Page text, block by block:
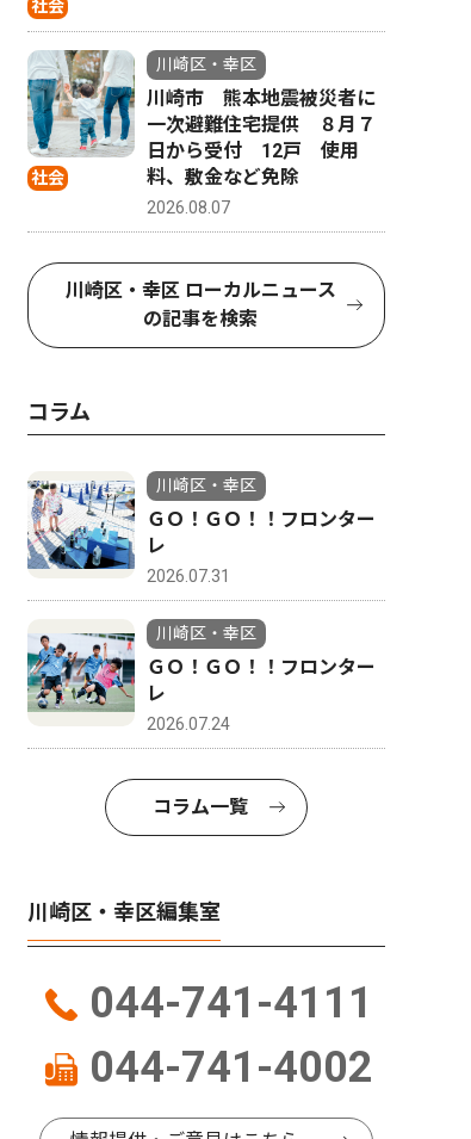
社会
社会
川崎区・幸区
川崎市 熊本地震被災者に
一次避難住宅提供 ８月７
日から受付 12戸 使用
料、敷金など免除
2026.08.07
川崎区・幸区 ローカルニュース
の記事を検索
コラム
川崎区・幸区
ＧＯ！ＧＯ！！フロンター
レ
2026.07.31
川崎区・幸区
ＧＯ！ＧＯ！！フロンター
レ
2026.07.24
コラム一覧
川崎区・幸区編集室
044-741-4111
044-741-4002